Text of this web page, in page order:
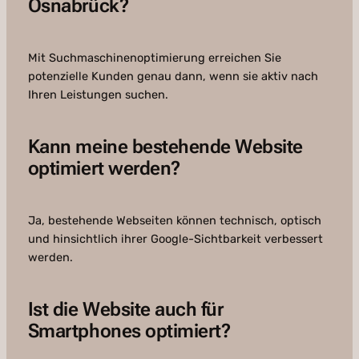
Osnabrück?
Mit Suchmaschinenoptimierung erreichen Sie
potenzielle Kunden genau dann, wenn sie aktiv nach
Ihren Leistungen suchen.
Kann meine bestehende Website
optimiert werden?
Ja, bestehende Webseiten können technisch, optisch
und hinsichtlich ihrer Google-Sichtbarkeit verbessert
werden.
Ist die Website auch für
Smartphones optimiert?